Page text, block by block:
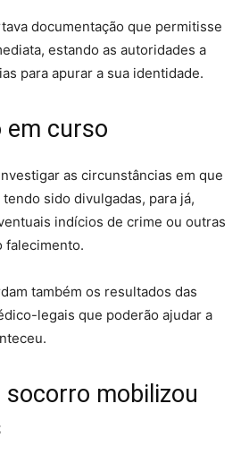
documentação que permitisse
estando as autoridades a
para apurar a sua identidade.
em curso
as circunstâncias em que
sido divulgadas, para já,
indícios de crime ou outras
falecimento.
também os resultados das
legais que poderão ajudar a
socorro mobilizou